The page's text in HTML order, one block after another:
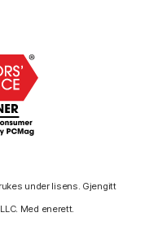
under lisens. Gjengitt
Med enerett.